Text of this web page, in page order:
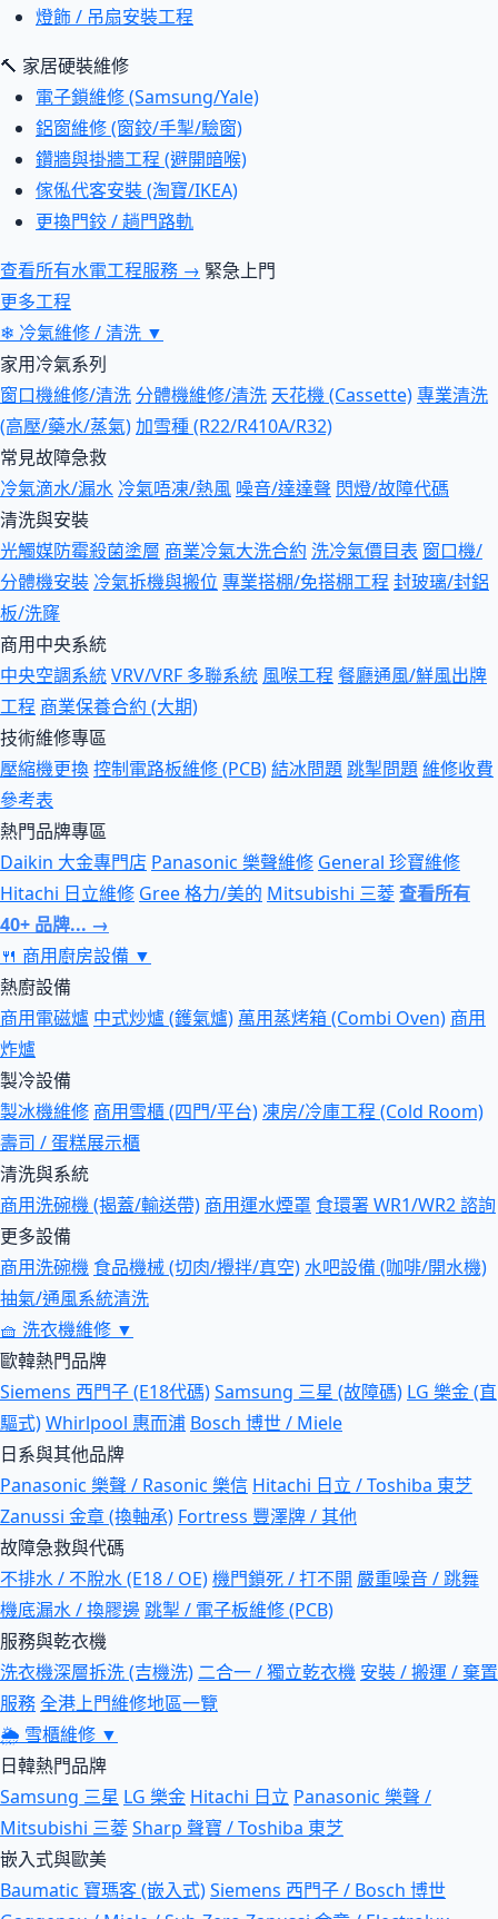
燈飾 / 吊扇安裝工程
🔨 家居硬裝維修
電子鎖維修 (Samsung/Yale)
鋁窗維修 (窗鉸/手掣/驗窗)
鑽牆與掛牆工程 (避開暗喉)
傢俬代客安裝 (淘寶/IKEA)
更換門鉸 / 趟門路軌
查看所有水電工程服務 → 緊急上門
更多工程
❄ 冷氣維修 / 清洗 ▼
家用冷氣系列
窗口機維修/清洗 分體機維修/清洗 天花機 (Cassette)專業清洗
(高壓/藥水/蒸氣)加雪種 (R22/R410A/R32)
常見故障急救
冷氣滴水/漏水 冷氣唔凍/熱風 噪音/達達聲 閃燈/故障代碼
清洗與安裝
光觸媒防霉殺菌塗層 商業冷氣大洗合約 洗冷氣價目表 窗口機/
分體機安裝 冷氣拆機與搬位 專業搭棚/免搭棚工程 封玻璃/封鋁
板/洗窿
商用中央系統
中央空調系統VRV/VRF 多聯系統 風喉工程 餐廳通風/鮮風出牌
工程 商業保養合約 (大期)
技術維修專區
壓縮機更換控制電路板維修 (PCB)結冰問題跳掣問題維修收費
參考表
熱門品牌專區
Daikin 大金專門店 Panasonic 樂聲維修 General 珍寶維修
Hitachi 日立維修 Gree 格力/美的 Mitsubishi 三菱查看所有
40+ 品牌... →
🍴 商用廚房設備 ▼
熱廚設備
商用電磁爐 中式炒爐 (鑊氣爐) 萬用蒸烤箱 (Combi Oven) 商用
炸爐
製冷設備
製冰機維修 商用雪櫃 (四門/平台)凍房/冷庫工程 (Cold Room)
壽司 / 蛋糕展示櫃
清洗與系統
商用洗碗機 (揭蓋/輸送帶) 商用運水煙罩 食環署 WR1/WR2 諮詢
更多設備
商用洗碗機 食品機械 (切肉/攪拌/真空)水吧設備 (咖啡/開水機)
抽氣/通風系統清洗
🧺 洗衣機維修 ▼
歐韓熱門品牌
Siemens 西門子 (E18代碼)Samsung 三星 (故障碼) LG 樂金 (直
驅式)Whirlpool 惠而浦 Bosch 博世 / Miele
日系與其他品牌
Panasonic 樂聲 / Rasonic 樂信 Hitachi 日立 / Toshiba 東芝
Zanussi 金章 (換軸承) Fortress 豐澤牌 / 其他
故障急救與代碼
不排水 / 不脫水 (E18 / OE)機門鎖死 / 打不開 嚴重噪音 / 跳舞
機底漏水 / 換膠邊跳掣 / 電子板維修 (PCB)
服務與乾衣機
洗衣機深層拆洗 (吉機洗) 二合一 / 獨立乾衣機 安裝 / 搬運 / 棄置
服務全港上門維修地區一覽
🌦 雪櫃維修 ▼
日韓熱門品牌
Samsung 三星 LG 樂金 Hitachi 日立 Panasonic 樂聲 /
Mitsubishi 三菱Sharp 聲寶 / Toshiba 東芝
嵌入式與歐美
Baumatic 寶瑪客 (嵌入式)Siemens 西門子 / Bosch 博世